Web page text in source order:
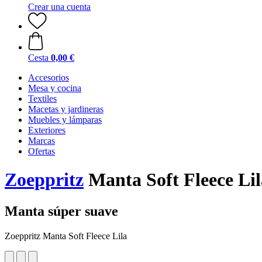
Crear una cuenta
Cesta 0,00 €
Accesorios
Mesa y cocina
Textiles
Macetas y jardineras
Muebles y lámparas
Exteriores
Marcas
Ofertas
Zoeppritz Manta Soft Fleece
Manta súper suave
Zoeppritz Manta Soft Fleece Lila